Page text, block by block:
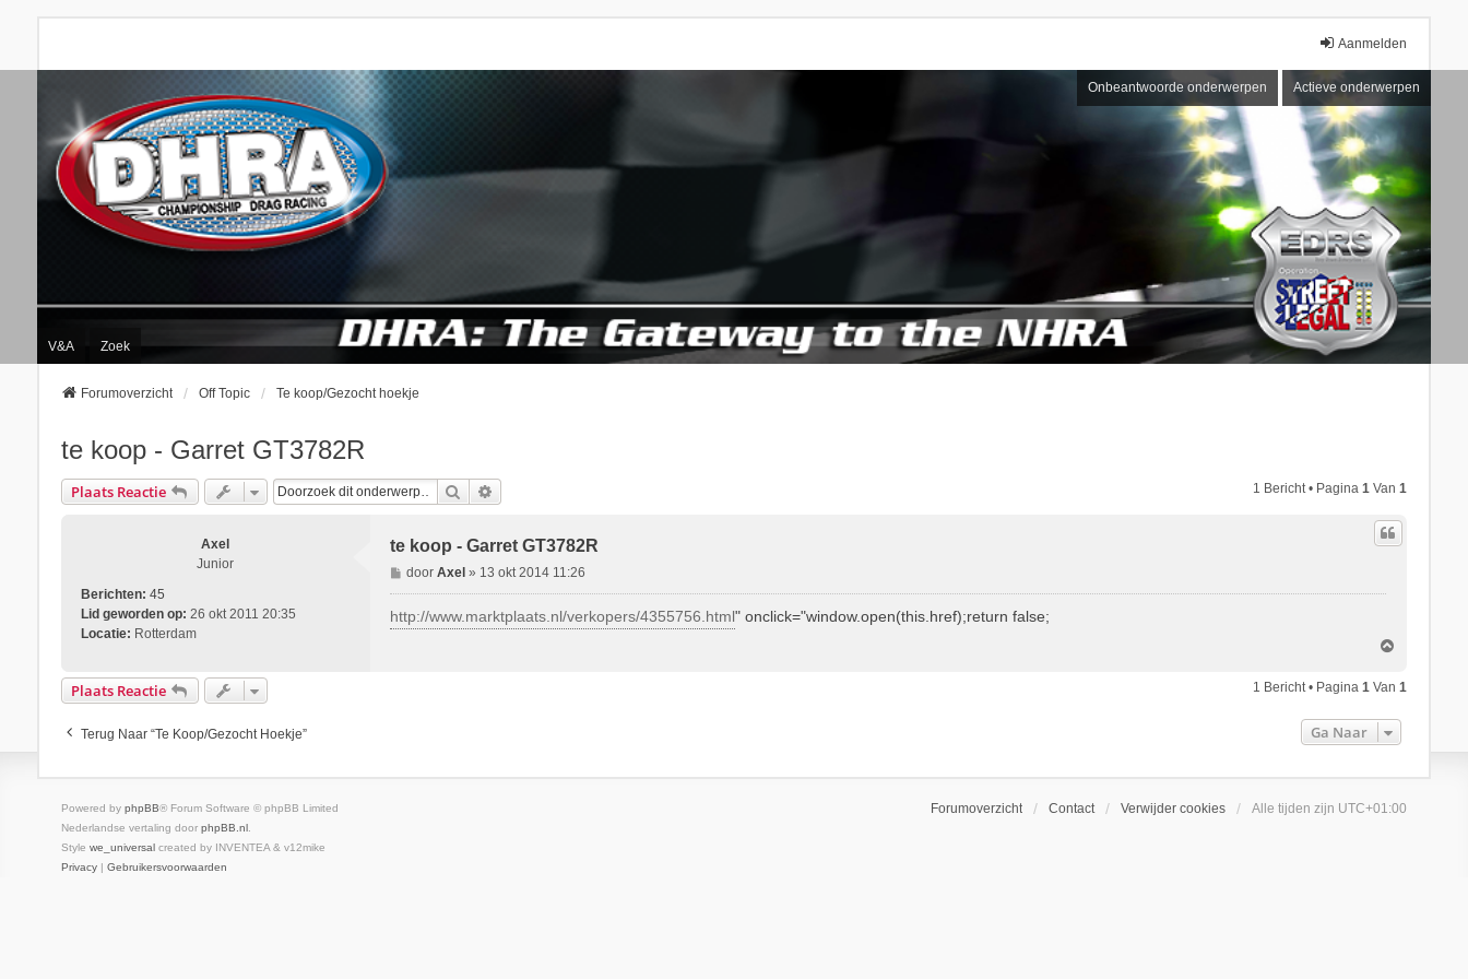
Aanmelden
Onbeantwoorde onderwerpen Actieve onderwerpen
V&A Zoek
Forumoverzicht Off Topic Te koop/Gezocht hoekje
te koop - Garret GT3782R
Plaats Reactie Zoek 1 Bericht • Pagina1 Van1
Axel
Junior
Berichten: 45
Lid geworden op: 26 okt 2011 20:35
Locatie: Rotterdam
te koop - Garret GT3782R
B
e
r
i
doorAxel » 13 okt 2014 11:26
http://www.marktplaats.nl/verkopers/4355756.html" onclick="window.open(this.href);return false;
h
o
Plaats Reactie 1 Bericht • Pagina1 Van1
Terug Naar “Te Koop/Gezocht Hoekje” Ga Naar
Forumoverzicht Contact Verwijder cookies Alle tijden zijn UTC+01:00
Powered by phpBB® Forum Software © phpBB Limited
Nederlandse vertaling door phpBB.nl.
Style we_universalcreated by INVENTEA & v12mike
Privacy| Gebruikersvoorwaarden